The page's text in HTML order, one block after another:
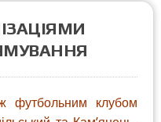
футбольним клубом